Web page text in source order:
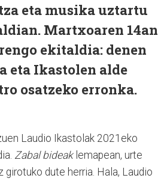
eta musika uztartu
Martxoaren 14an
ekitaldia: denen
eta Ikastolen alde
osatzeko erronka.
Laudio Ikastolak 2021eko
Zabal bideaklemapean, urte
girotuko dute herria. Hala, Laudio